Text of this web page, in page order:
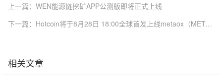
上一篇：WEN能源链挖矿APP公测版即将正式上线
下一篇：Hotcoin将于8月28日 18:00全球首发上线metaox（METAOX）
相关文章